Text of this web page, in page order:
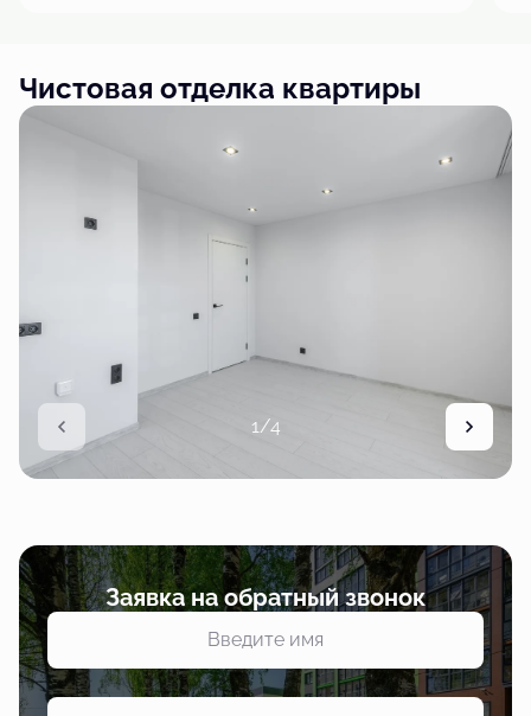
Чистовая отделка квартиры
1/4
Заявка на обратный звонок